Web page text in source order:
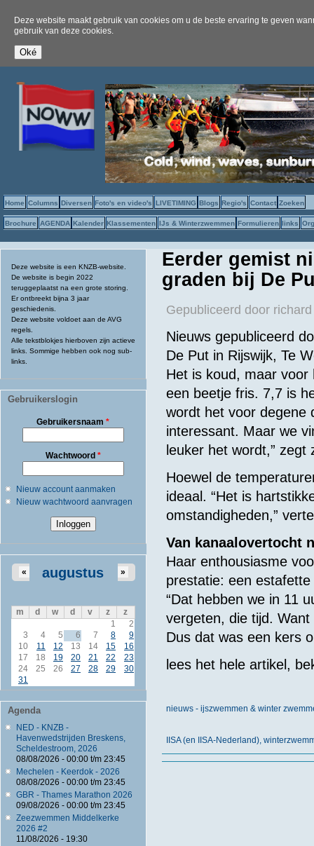
Deze website maakt gebruik van cookies om u de beste ervaring te geven
gebruik van deze cookies.
Home Columns Diversen Foto's en video's LIVETIMING Blogs Regio's Contact Zoeken
Brochure AGENDA Kalender Klassementen IJs & Winterzwemmen Formulieren links
Deze website is een KNZB-website.
De website is begin 2022
teruggeplaatst na een grote storing.
Er ontbreekt bijna 3 jaar
geschiedenis.
Deze website voldoet aan de AVG
regels.
Alle tekstblokjes hierboven zijn actieve
links. Sommige hebben ook nog sub-
links.
Gebruikerslogin
Gebruikersnaam*
Wachtwoord *
Nieuw account aanmaken
Nieuw wachtwoord aanvragen
augustus
« »
m d w d v z
z
1
2
3
4 5 6 7 8
9
10
11 12 13 14 15
16
17
18 19 20 21 22
23
24
25 26 27 28 29
30
31
Agenda
NED - KNZB -
Havenwedstrijden Breskens,
Scheldestroom, 2026
08/08/2026 - 00:00t/m 23:45
Mechelen - Keerdok - 2026
08/08/2026 - 00:00t/m 23:45
GBR - Thames Marathon 2026
09/08/2026 - 00:00t/m 23:45
Zeezwemmen Middelkerke
2026 #2
11/08/2026 - 19:30
Eerder gemist
graden bij De
Gepubliceerd door
Nieuws gepubliceerd
De Put in Rijswijk, Te
Het is koud, maar voor
een beetje fris. 7,7 is
wordt het voor degene
interessant. Maar we
leuker het wordt,” zegt
Hoewel de
ideaal. “Het is
omstandigheden,”
Van kanaalovertocht
Haar enthousiasme
prestatie: een
“Dat hebben we in 11
vergeten, die tijd.
Dus dat was een kers
lees het hele artikel,
nieuws - ijszwemmen & winter
IISA (en IISA-Nederland),